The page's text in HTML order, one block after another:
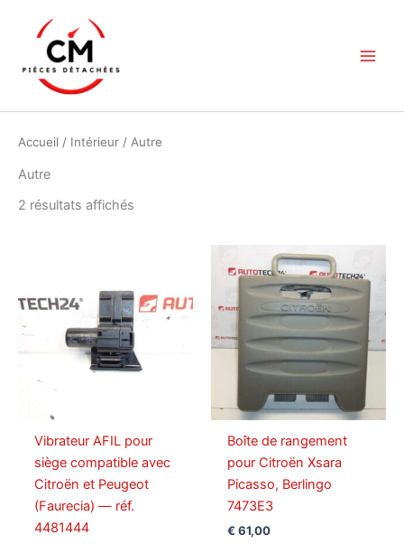
contenu
Accueil / Intérieur / Autre
Autre
2 résultats affichés
Vibrateur AFIL pour
siège compatible avec
Citroën et Peugeot
(Faurecia) — réf.
4481444
Boîte de rangement
pour Citroën Xsara
Picasso, Berlingo
7473E3
€ 61,00